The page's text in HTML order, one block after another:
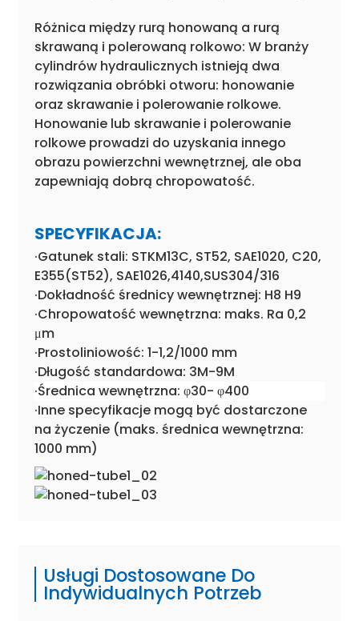
Różnica między rurą honowaną a rurą
skrawaną i polerowaną rolkowo: W branży
cylindrów hydraulicznych istnieją dwa
rozwiązania obróbki otworu: honowanie
oraz skrawanie i polerowanie rolkowe.
Honowanie lub skrawanie i polerowanie
rolkowe prowadzi do uzyskania innego
obrazu powierzchni wewnętrznej, ale oba
zapewniają dobrą chropowatość.
SPECYFIKACJA:
·Gatunek stali: STKM13C, ST52, SAE1020, C20,
E355(ST52), SAE1026,4140,SUS304/316
·Dokładność średnicy wewnętrznej: H8 H9
·Chropowatość wewnętrzna: maks. Ra 0,2
μm
·Prostoliniowość: 1-1,2/1000 mm
·Długość standardowa: 3M-9M
·Średnica wewnętrzna: φ30- φ400
·Inne specyfikacje mogą być dostarczone
na życzenie (maks. średnica wewnętrzna:
1000 mm)
Usługi Dostosowane Do
Indywidualnych Potrzeb